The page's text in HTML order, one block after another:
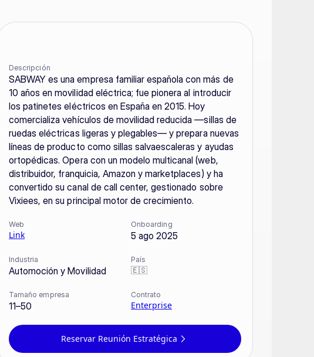
Descripción
SABWAY es una empresa familiar española con más de
10 años en movilidad eléctrica; fue pionera al introducir
los patinetes eléctricos en España en 2015. Hoy
comercializa vehículos de movilidad reducida —sillas de
ruedas eléctricas ligeras y plegables— y prepara nuevas
líneas de producto como sillas salvaescaleras y ayudas
ortopédicas. Opera con un modelo multicanal (web,
distribuidor, franquicia, Amazon y marketplaces) y ha
convertido su canal de call center, gestionado sobre
Vixiees, en su principal motor de crecimiento.
Web
Link
Onboarding
5 ago 2025
Industria
Automoción y Movilidad
País
🇪🇸
Tamaño empresa
11–50
Contrato
Enterprise
Reservar Reunión Estratégica